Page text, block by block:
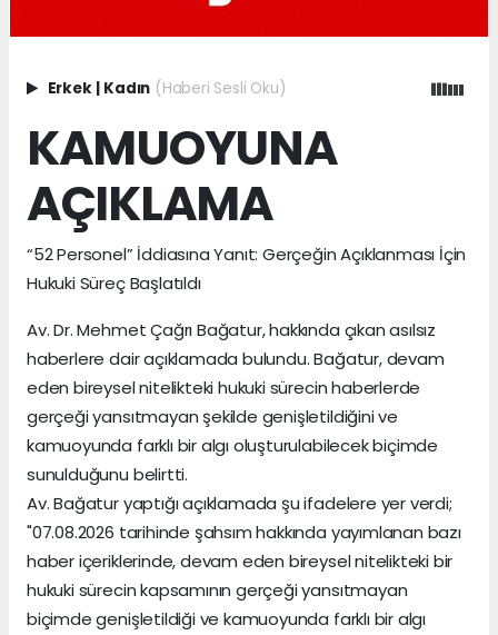
Erkek | Kadın (Haberi Sesli Oku)
KAMUOYUNA
AÇIKLAMA
“52 Personel” İddiasına Yanıt: Gerçeğin Açıklanması İçin
Hukuki Süreç Başlatıldı
Av. Dr. Mehmet Çağrı Bağatur, hakkında çıkan asılsız
haberlere dair açıklamada bulundu. Bağatur, devam
eden bireysel nitelikteki hukuki sürecin haberlerde
gerçeği yansıtmayan şekilde genişletildiğini ve
kamuoyunda farklı bir algı oluşturulabilecek biçimde
sunulduğunu belirtti.
Av. Bağatur yaptığı açıklamada şu ifadelere yer verdi;
"07.08.2026 tarihinde şahsım hakkında yayımlanan bazı
haber içeriklerinde, devam eden bireysel nitelikteki bir
hukuki sürecin kapsamının gerçeği yansıtmayan
biçimde genişletildiği ve kamuoyunda farklı bir algı